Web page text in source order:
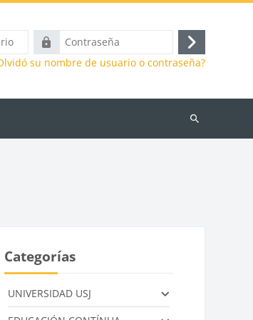
Contraseña
Acceder
su nombre de usuario o contraseña?
Buscar
Categorías
UNIVERSIDAD USJ